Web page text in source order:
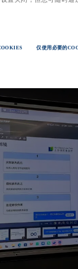
端、加强授权审查
仅使用必要的